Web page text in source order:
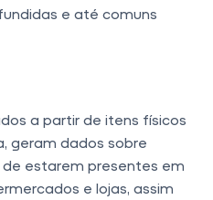
e até comuns
a partir de itens físicos
geram dados sobre
estarem presentes em
e lojas, assim